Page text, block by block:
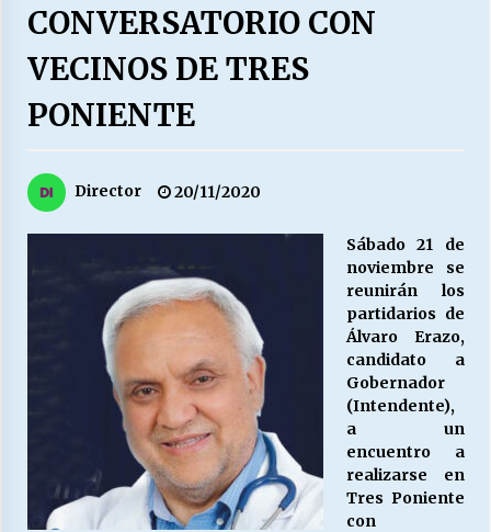
28/07/2026
“ORGULLOSOS DE SER DC” SALUDA EL
27/07/2026
LABORAL:
Escuela hospitalaria El Carmen de Maipu.
25/06/2026
¿Qué habrían dicho?
23/06/2026
VOLVER A SER ALTERNATIVA
16/06/2026
CONVERSATORIO CON
VECINOS DE TRES
PONIENTE
Director 20/11/2020
Sábado 21 de
noviembre se
reunirán los
partidarios de
Álvaro Erazo,
candidato a
Gobernador
(Intendente),
a un
encuentro a
realizarse en
Tres Poniente
con